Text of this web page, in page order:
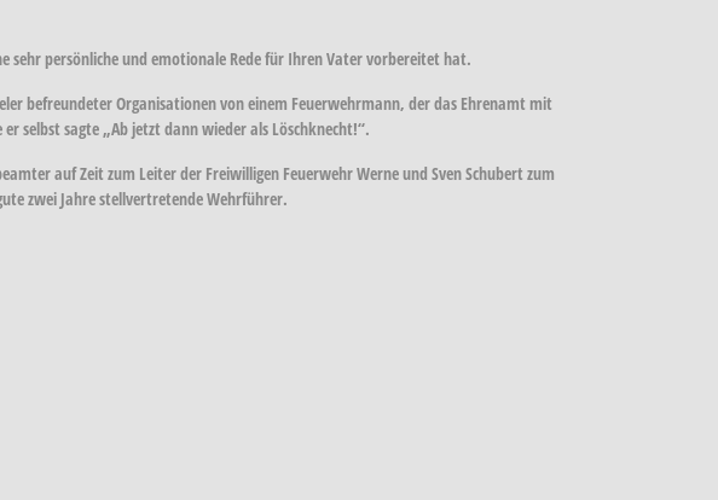
sehr persönliche und emotionale Rede für Ihren Vater vorbereitet hat.
befreundeter Organisationen von einem Feuerwehrmann, der das Ehrenamt mit
selbst sagte „Ab jetzt dann wieder als Löschknecht!“.
auf Zeit zum Leiter der Freiwilligen Feuerwehr Werne und Sven Schubert zum
zwei Jahre stellvertretende Wehrführer.